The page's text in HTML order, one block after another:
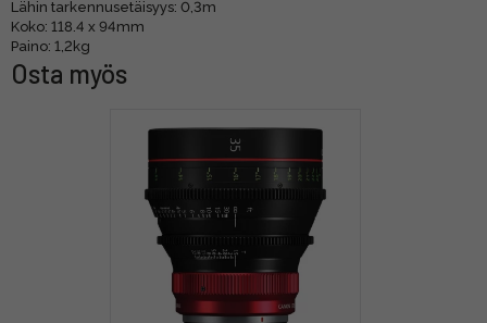
Lähin tarkennusetäisyys: 0,3m
Koko: 118.4 x 94mm
Paino: 1,2kg
Osta myös